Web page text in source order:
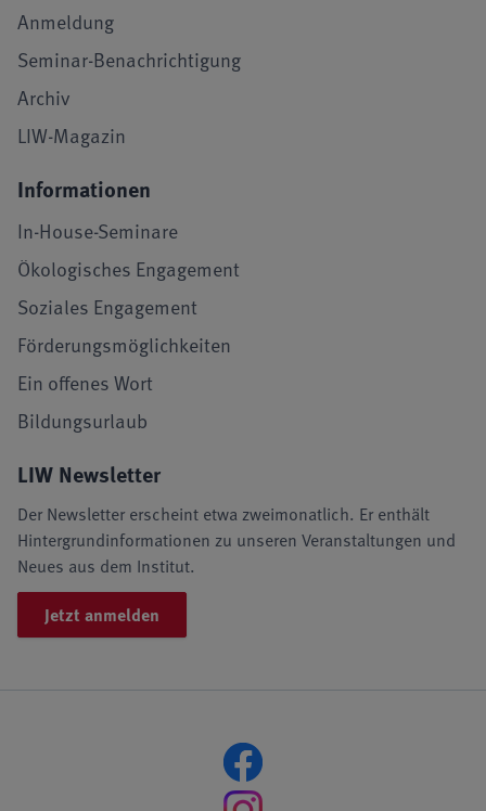
Anmeldung
Seminar-Benachrichtigung
Archiv
LIW-Magazin
Informationen
In-House-Seminare
Ökologisches Engagement
Soziales Engagement
Förderungsmöglichkeiten
Ein offenes Wort
Bildungsurlaub
LIW Newsletter
Der Newsletter erscheint etwa zweimonatlich. Er enthält
Hintergrundinformationen zu unseren Veranstaltungen und
Neues aus dem Institut.
Jetzt anmelden